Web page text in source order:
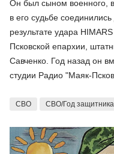
Он был сыном военного,
в его судьбе
результате удара
Псковской епархии,
Савченко. Год назад он
студии Радио "Маяк-
СВО СВО/Год защитника